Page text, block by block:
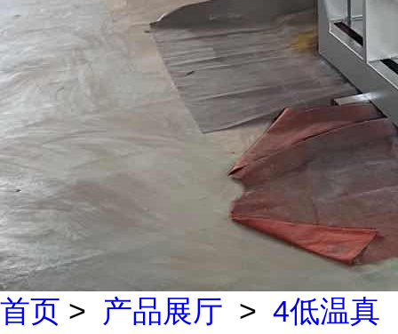
首页 > 产品展厅 > 4低温真